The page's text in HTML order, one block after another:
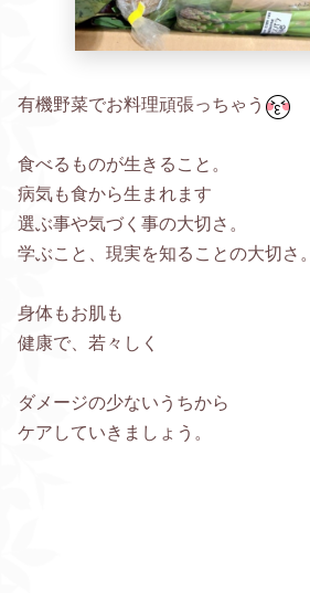
有機野菜でお料理頑張っちゃう
食べるものが生きること。
病気も食から生まれます
選ぶ事や気づく事の大切さ。
学ぶこと、現実を知ることの大切さ。
身体もお肌も
健康で、若々しく
ダメージの少ないうちから
ケアしていきましょう。